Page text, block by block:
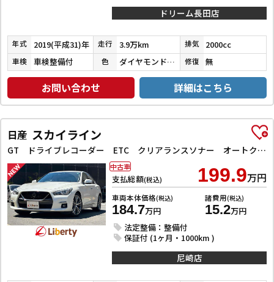
ドリーム長田店
年式 2019(平成31)年 走行 3.9万km 排気 2000cc
車検 車検整備付 色 ダイヤモンドブラックパール 修復 無
お問い合わせ 詳細はこちら
日産 スカイライン
GT ドライブレコーダー ETC クリアランスソナー オートクルーズコントロール 衝突被害軽減システム 全周囲カメラ ナビ TV アルミホイール オートライト LEDヘッドランプ サンルーフ AT
支払総額(税込) 199.9万円
車両本体価格(税込)
184.7万円
諸費用(税込)
15.2万円
法定整備：整備付
保証付 (1ヶ月・1000km )
中古車
尼崎店